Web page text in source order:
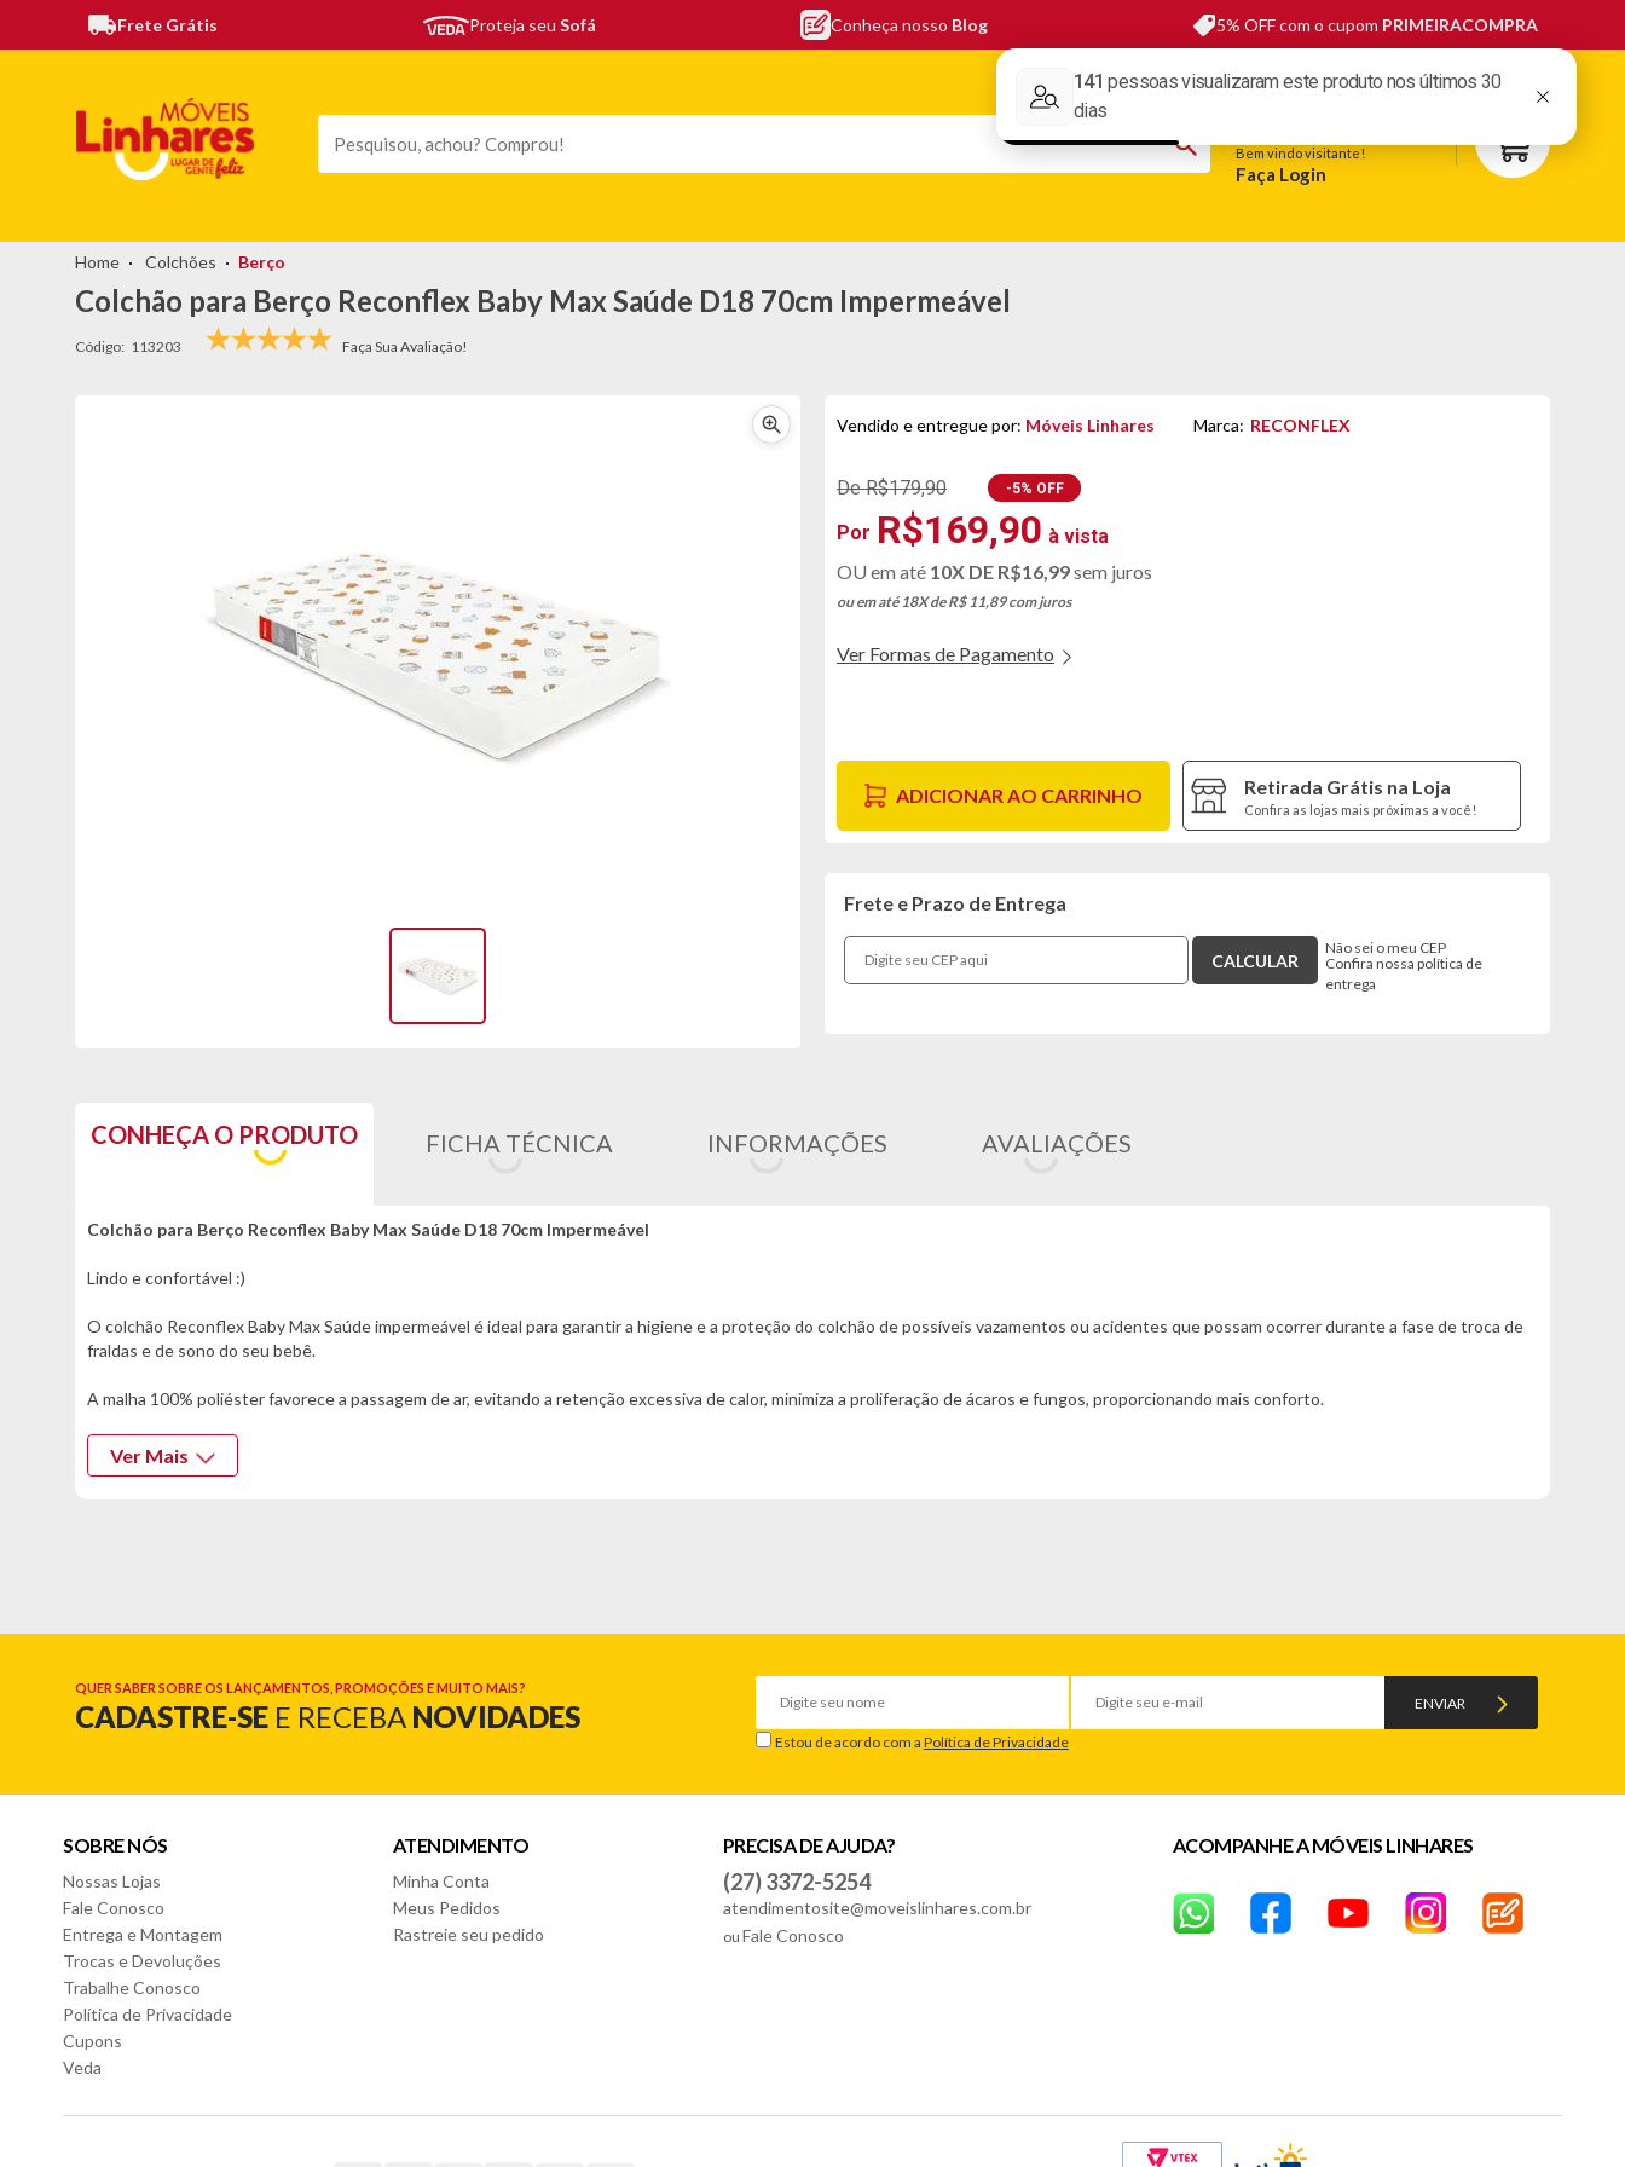
Frete Grátis Proteja seu Sofá Conheça nosso Blog 5% OFF com o cupom PRIMEIRACOMPRA
Bem vindo visitante!
Faça Login
Colchões Berço
Colchão para Berço Reconflex Baby Max Saúde D18 70cm Impermeável
Código: 113203
Vendido e entregue por: Móveis Linhares Marca: RECONFLEX
De R$179,90
R$169,90
-5% OFF
10X DE R$16,99sem juros
ou em até 18X de R$ 11,89com juros
Ver Formas de Pagamento
ADICIONAR AO CARRINHO Retirada Grátis na Loja
Confira as lojas mais próximas a você!
Frete e Prazo de Entrega
Não sei o meu CEP
Confira nossa política de
entrega
CONHEÇA O PRODUTO FICHA TÉCNICA INFORMAÇÕES AVALIAÇÕES
Colchão para Berço Reconflex Baby Max Saúde D18 70cm Impermeável
Lindo e confortável :)
O colchão Reconflex Baby Max Saúde impermeável é ideal para garantir a higiene e a proteção do colchão de possíveis vazamentos ou acidentes que possam ocorrer durante a fase de troca de
fraldas e de sono do seu bebê.
A malha 100% poliéster favorece a passagem de ar, evitando a retenção excessiva de calor, minimiza a proliferação de ácaros e fungos, proporcionando mais conforto.
Você gostou, né? Então garanta já o seu!
Cor:
Características Colchão:
Dimensões Colchão:
- Altura: 10cm
- Largura: 70cm
- Profundidade: 130cm
Garantia do fornecedor: 3 meses (Se conter vidro ou espelho danificado/quebrado, o prazo para solicitar a troca é de até 7 dias corridos após a data da entrega)
Ver Mais
QUER SABER SOBRE OS LANÇAMENTOS, PROMOÇÕES E MUITO MAIS?
CADASTRE-SE E RECEBA NOVIDADES ENVIAR
Estou de acordo com a Política de Privacidade
SOBRE NÓS
Nossas Lojas
Fale Conosco
Entrega e Montagem
Trocas e Devoluções
Trabalhe Conosco
Política de Privacidade
Cupons
Veda
ATENDIMENTO
Minha Conta
Meus Pedidos
Rastreie seu pedido
PRECISA DE AJUDA?
(27) 3372-5254
atendimentosite@moveislinhares.com.br
ou Fale Conosco
ACOMPANHE A MÓVEIS LINHARES